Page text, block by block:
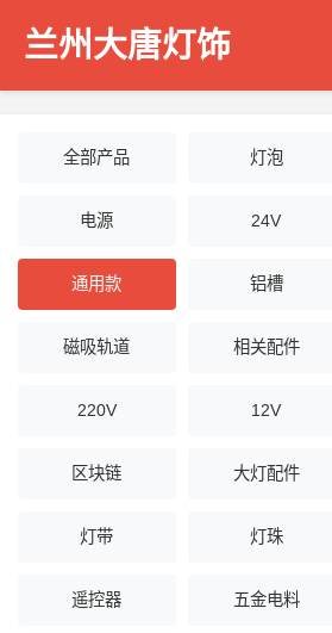
兰州大唐灯饰
全部产品 灯泡
电源 24V
通用款 铝槽
磁吸轨道 相关配件
220V 12V
区块链 大灯配件
灯带 灯珠
遥控器 五金电料